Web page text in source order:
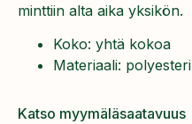
minttiin alta aika yksikön.
Koko: yhtä kokoa
Materiaali: polyesteri
Katso myymäläsaatavuus